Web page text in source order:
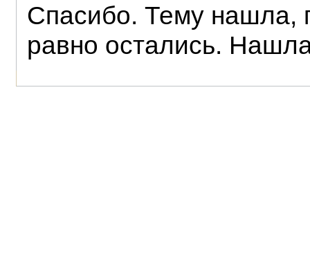
Спасибо. Тему нашла,
равно остались.